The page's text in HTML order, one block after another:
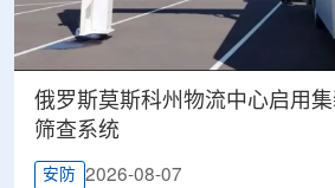
俄罗斯莫斯科州物流中心启用
筛查系统
安防 2026-08-07